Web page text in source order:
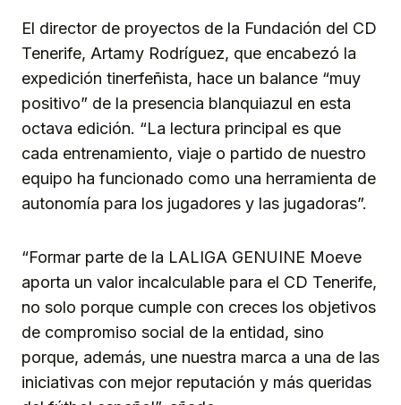
El director de proyectos de la Fundación del CD
Tenerife, Artamy Rodríguez, que encabezó la
expedición tinerfeñista, hace un balance “muy
positivo” de la presencia blanquiazul en esta
octava edición. “La lectura principal es que
cada entrenamiento, viaje o partido de nuestro
equipo ha funcionado como una herramienta de
autonomía para los jugadores y las jugadoras”.
“Formar parte de la LALIGA GENUINE Moeve
aporta un valor incalculable para el CD Tenerife,
no solo porque cumple con creces los objetivos
de compromiso social de la entidad, sino
porque, además, une nuestra marca a una de las
iniciativas con mejor reputación y más queridas